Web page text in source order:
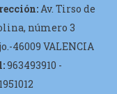
Av. Tirso de
número 3
46009 VALENCIA
963493910 -